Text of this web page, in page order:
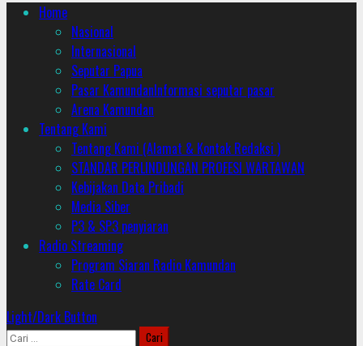
PrimaryHome
Nasional
Internasional
Seputar Papua
Pasar KamundanInformasi seputar pasar
Arena Kamundan
Tentang Kami
Tentang Kami (Alamat & Kontak Redaksi )
STANDAR PERLINDUNGAN PROFESI WARTAWAN
Kebijakan Data Pribadi
Media Siber
P3 & SP3 penyiaran
Radio Streaming
Program Siaran Radio Kamundan
Rate Card
Light/Dark Button
Cari